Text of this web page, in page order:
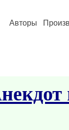
Авторы